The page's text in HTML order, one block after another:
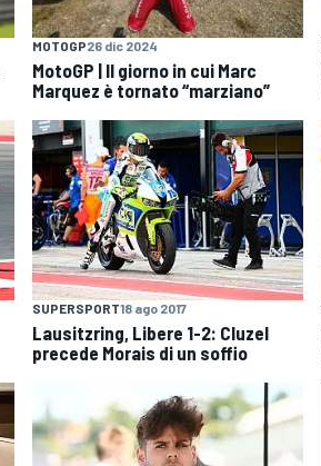
MOTOGP26 dic 2024
MotoGP | Il giorno in cui Marc
Marquez è tornato “marziano”
SUPERSPORT18 ago 2017
Lausitzring, Libere 1-2: Cluzel
precede Morais di un soffio